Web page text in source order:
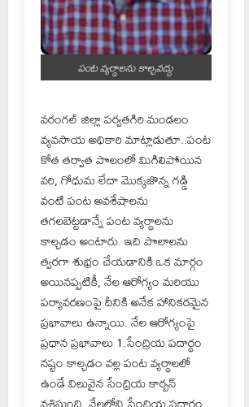
పంట వ్యర్థాలను కాల్చవద్దు
వరంగల్ జిల్లా పర్వతగిరి మండలం
వ్యవసాయ అధికారి మాట్లాడుతూ..పంట
కోత తర్వాత పొలంలో మిగిలిపోయిన
వరి, గోధుమ లేదా మొక్కజొన్న గడ్డి
వంటి పంట అవశేషాలను
తగలబెట్టడాన్నే పంట వ్యర్థాలను
కాల్చడం అంటారు. ఇది పొలాలను
త్వరగా శుభ్రం చేయడానికి ఒక మార్గం
అయినప్పటికీ, నేల ఆరోగ్యం మరియు
పర్యావరణంపై దీనికి అనేక హానికరమైన
ప్రభావాలు ఉన్నాయి. నేల ఆరోగ్యంపై
ప్రధాన ప్రభావాలు 1.సేంద్రియ పదార్థం
నష్టం కాల్చడం వల్ల పంట వ్యర్థాలలో
ఉండే విలువైన సేంద్రియ కార్బన్